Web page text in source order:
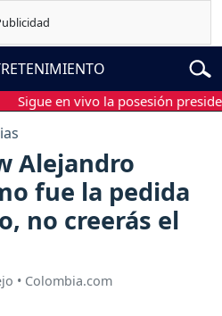
en vivo la posesión
Alejandro
fue la pedida
no creerás el
• Colombia.com